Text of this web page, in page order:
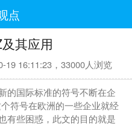
点
其应用
19 16:11:23，33000人浏览
的国际标准的符号不断在企
符号在欧洲的一些企业就经
有些困惑，此文的目的就是